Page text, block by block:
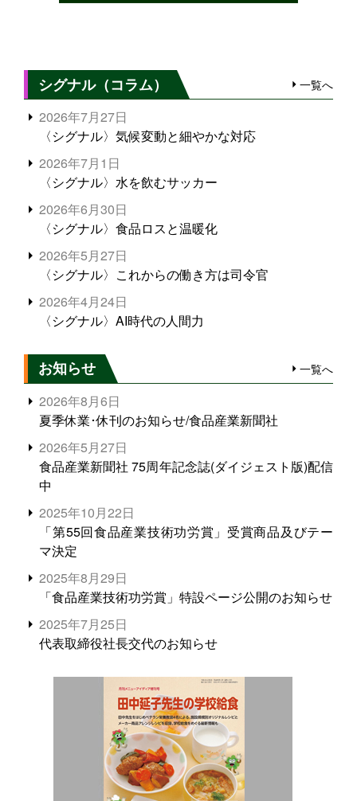
シグナル（コラム） 一覧へ
2026年7月27日
〈シグナル〉気候変動と細やかな対応
2026年7月1日
〈シグナル〉水を飲むサッカー
2026年6月30日
〈シグナル〉食品ロスと温暖化
2026年5月27日
〈シグナル〉これからの働き方は司令官
2026年4月24日
〈シグナル〉AI時代の人間力
お知らせ 一覧へ
2026年8月6日
夏季休業･休刊のお知らせ/食品産業新聞社
2026年5月27日
食品産業新聞社 75周年記念誌(ダイジェスト版)配信
中
2025年10月22日
「第55回食品産業技術功労賞」受賞商品及びテー
マ決定
2025年8月29日
「食品産業技術功労賞」特設ページ公開のお知らせ
2025年7月25日
代表取締役社長交代のお知らせ